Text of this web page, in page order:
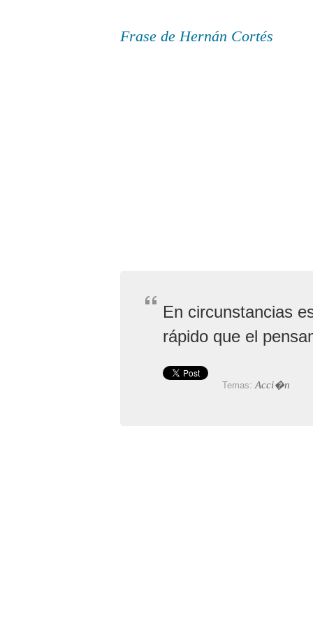
Frase de Hernán Cortés
En circunstancias
rápido que el
Temas:Acci�n